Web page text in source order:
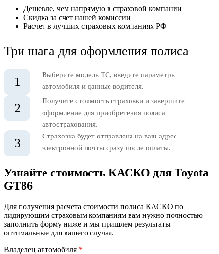
Дешевле, чем напрямую в страховой компании
Скидка за счет нашей комиссии
Расчет в лучших страховых компаниях РФ
Три шага для оформления полиса
1
Выберите модель ТС, введите параметры
автомобиля и данные водителя.
2
Получите стоимость страховки и завершите
оформление для приобретения полиса
автострахования.
3
Страховка будет отправлена на ваш адрес
электронной почты сразу после оплаты.
Узнайте стоимость КАСКО для Toyota
GT86
Для получения расчета стоимости полиса КАСКО по
лидирующим страховым компаниям вам нужно полностью
заполнить форму ниже и мы пришлем результаты
оптимальные для вашего случая.
Владелец автомобиля *